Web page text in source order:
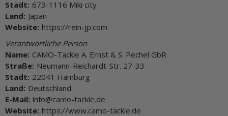
Stadt: 673-1116 Miki city
Land: Japan
Website: https://rein-jp.com
Verantwortliche Person
Name: CAMO-Tackle A. Ernst & S. Pechel GbR
Straße: Neumann-Reichardt-Str. 27-33
Stadt: 22041 Hamburg
Land: Deutschland
E-Mail: info@camo-tackle.de
Website: https://www.camo-tackle.de